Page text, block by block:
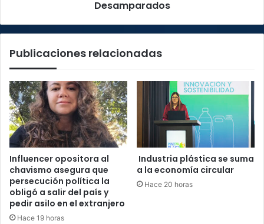
Desamparados
Publicaciones relacionadas
Influencer opositora al
chavismo asegura que
persecución política la
obligó a salir del país y
pedir asilo en el extranjero
Hace 19 horas
Industria plástica se suma
a la economía circular
Hace 20 horas